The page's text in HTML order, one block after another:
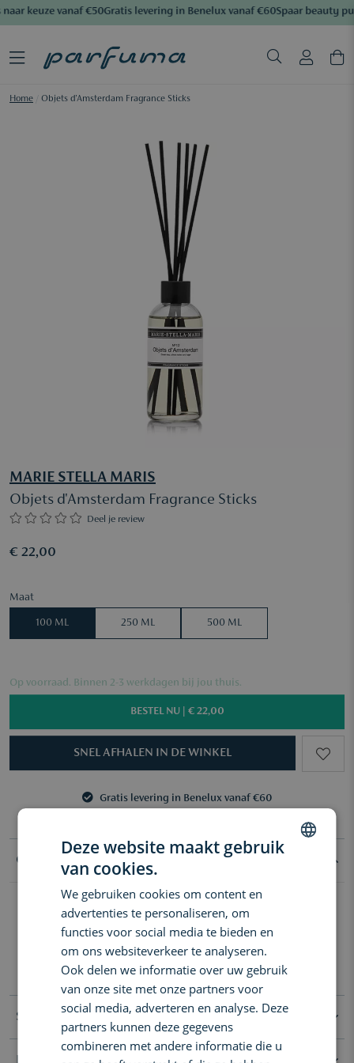
keuze vanaf €50Gratis levering in Benelux vanaf €60Spaar beauty
Home Objets d'Amsterdam Fragrance Sticks
MARIE STELLA MARIS
Objets d'Amsterdam Fragrance Sticks
Deel je review
€ 22,00
Maat
100 ML 250 ML 500 ML
Op voorraad. Binnen 2-3 werkdagen bij jou thuis.
BESTEL NU | € 22,00
SNEL AFHALEN IN DE WINKEL
Gratis levering in Benelux vanaf €60
Goed om te weten
Onze iconische geurstokjes No.12 Objets d’Amsterdam zijn
ontworpen om elk interieur mee te verrijken. De luxe geurstokjes
No.12 Objets d’Amsterdam 250 ml verspreiden een fijne,
sprankelende geur. Met geurtonen van groene thee,
citrusakkoorden en salie. Non stop. Tot 3-4 maanden.
Specificaties
Deze website maakt gebruik
van cookies.
We gebruiken cookies om content en
advertenties te personaliseren, om
functies voor social media te bieden en
om ons websiteverkeer te analyseren.
Ook delen we informatie over uw gebruik
van onze site met onze partners voor
social media, adverteren en analyse. Deze
partners kunnen deze gegevens
combineren met andere informatie die u